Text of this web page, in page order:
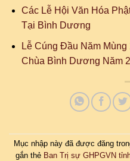
Các Lễ Hội Văn Hóa
Tại Bình Dương
Lễ Cúng Đầu Năm
Chùa Bình Dương Năm
Mục nhập này đã được đăng
gắn thẻ Ban Trị sự GHPGVN